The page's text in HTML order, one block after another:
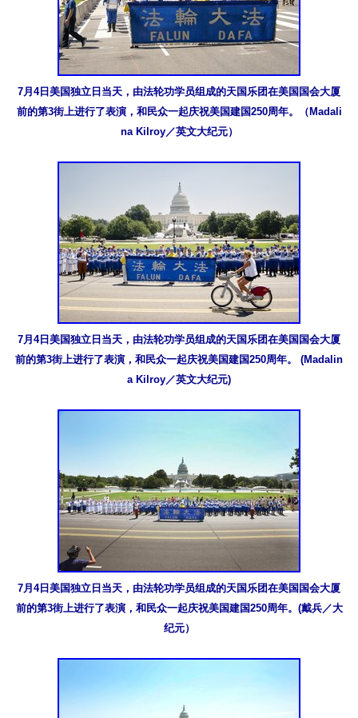
7月4日美国独立日当天，由法轮功学员组成的天国乐团在美国国会大厦
前的第3街上进行了表演，和民众一起庆祝美国建国250周年。（Madali
na Kilroy／英文大纪元）
7月4日美国独立日当天，由法轮功学员组成的天国乐团在美国国会大厦
前的第3街上进行了表演，和民众一起庆祝美国建国250周年。 (Madalin
a Kilroy／英文大纪元)
7月4日美国独立日当天，由法轮功学员组成的天国乐团在美国国会大厦
前的第3街上进行了表演，和民众一起庆祝美国建国250周年。(戴兵／大
纪元）